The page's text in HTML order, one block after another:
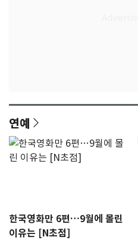
연예
한국영화만 6편…9월에 몰린
이유는 [N초점]